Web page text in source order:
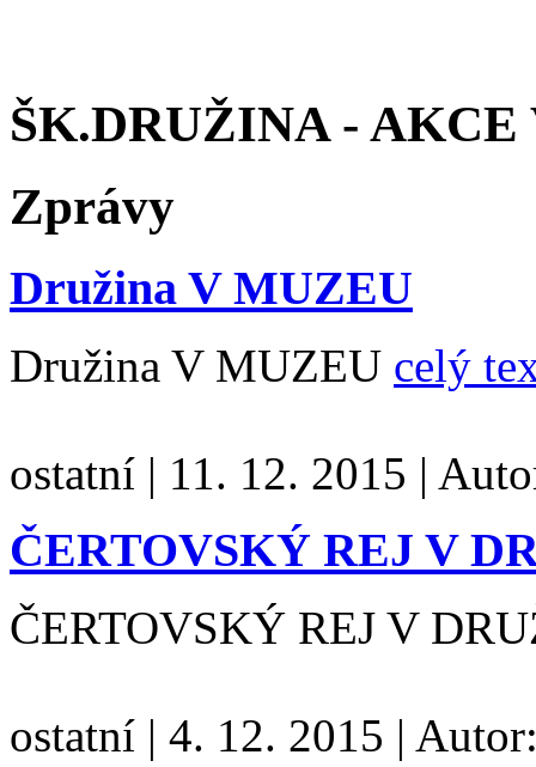
ŠK.DRUŽINA - AKCE
Zprávy
Družina V MUZEU
Družina V MUZEU celý
ostatní | 11. 12. 2015 |
ČERTOVSKÝ REJ V
ČERTOVSKÝ REJ V
ostatní | 4. 12. 2015 |